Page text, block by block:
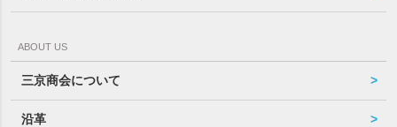
ABOUT US
三京商会について
沿革